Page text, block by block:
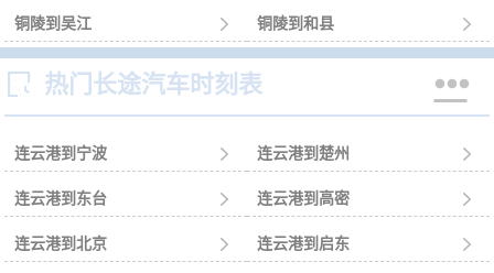
铜陵到吴江  铜陵到和县 
 热门长途汽车时刻表 
连云港到宁波  连云港到楚州 
连云港到东台  连云港到高密 
连云港到北京  连云港到启东 